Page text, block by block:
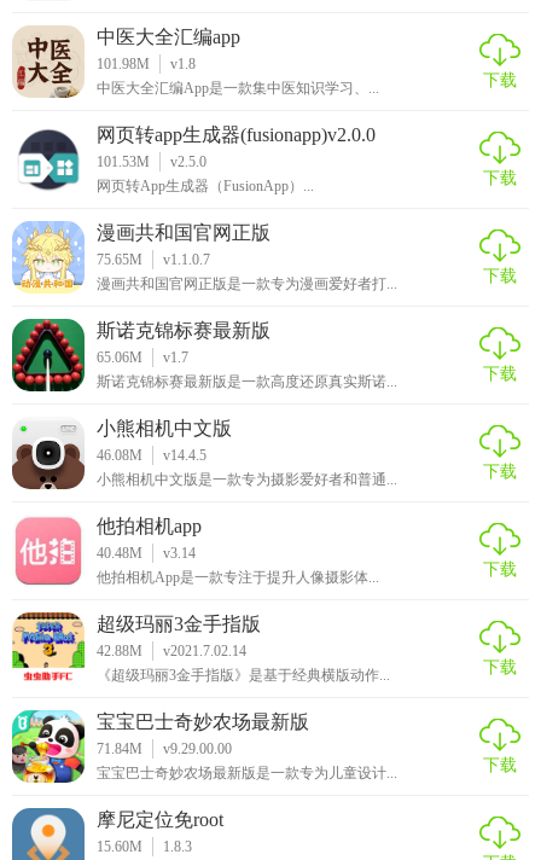
一个不容错过的选择。
中医大全汇编app
101.98M
v1.8
中医大全汇编App是一款集中医知识学习、...
下载
网页转app生成器(fusionapp)v2.0.0
101.53M
v2.5.0
网页转App生成器（FusionApp）...
下载
漫画共和国官网正版
75.65M
v1.1.0.7
漫画共和国官网正版是一款专为漫画爱好者打...
下载
斯诺克锦标赛最新版
65.06M
v1.7
斯诺克锦标赛最新版是一款高度还原真实斯诺...
下载
小熊相机中文版
46.08M
v14.4.5
小熊相机中文版是一款专为摄影爱好者和普通...
下载
他拍相机app
40.48M
v3.14
他拍相机App是一款专注于提升人像摄影体...
下载
超级玛丽3金手指版
42.88M
v2021.7.02.14
《超级玛丽3金手指版》是基于经典横版动作...
下载
宝宝巴士奇妙农场最新版
71.84M
v9.29.00.00
宝宝巴士奇妙农场最新版是一款专为儿童设计...
下载
摩尼定位免root
15.60M 1.8.3